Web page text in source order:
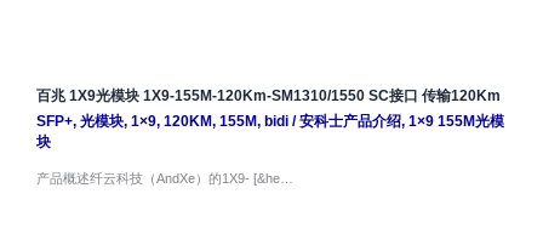
百兆 1X9光模块 1X9-155M-120Km-SM1310/1550 SC接口 传输120Km
SFP+, 光模块, 1×9, 120KM, 155M, bidi/安科士产品介绍, 1×9 155M光模
块
产品概述纤云科技（AndXe）的1X9- [&he…